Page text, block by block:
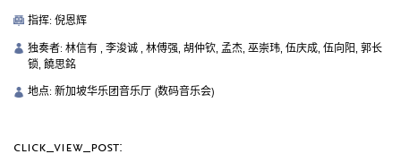
指挥: 倪恩辉
独奏者: 林信有 , 李浚诚 , 林傅强, 胡仲钦, 孟杰, 巫崇玮, 伍庆成, 伍向阳, 郭长
锁, 饒思銘
地点: 新加坡华乐团音乐厅 (数码音乐会)
click_view_post: